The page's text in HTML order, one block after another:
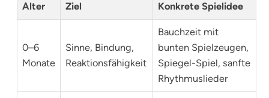
Alter Ziel Konkrete Spielidee
0–6
Monate
Sinne, Bindung,
Reaktionsfähigkeit
Bauchzeit mit
bunten Spielzeugen,
Spiegel-Spiel, sanfte
Rhythmuslieder